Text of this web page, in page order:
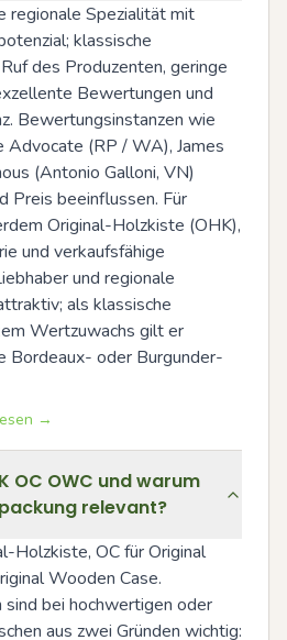
regionale Spezialität mit
klassische
des Produzenten, geringe
Bewertungen und
Bewertungsinstanzen wie
(RP / WA), James
(Antonio Galloni, VN)
Preis beeinflussen. Für
Original-Holzkiste (OHK),
und verkaufsfähige
und regionale
als klassische
Wertzuwachs gilt er
Bordeaux- oder Burgunder-
→
OC OWC und warum
relevant?
Holzkiste, OC für Original
Wooden Case.
sind bei hochwertigen oder
aus zwei Gründen wichtig: